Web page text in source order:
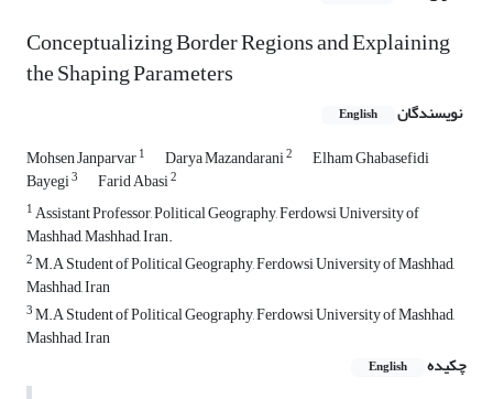
Conceptualizing Border Regions and Explaining
the Shaping Parameters
نویسندگان English
Mohsen Janparvar1 Darya Mazandarani2 Elham Ghabasefidi
Bayegi3 Farid Abasi2
1Assistant Professor, Political Geography, Ferdowsi University of
Mashhad, Mashhad, Iran.
2M.A Student of Political Geography, Ferdowsi University of Mashhad,
Mashhad, Iran
3M.A Student of Political Geography, Ferdowsi University of Mashhad,
Mashhad, Iran
چکیده
English